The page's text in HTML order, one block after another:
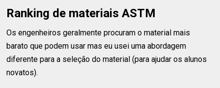
Ranking de materiais ASTM
Os engenheiros geralmente procuram o material mais
barato que podem usar mas eu usei uma abordagem
diferente para a seleção do material (para ajudar os alunos
novatos).